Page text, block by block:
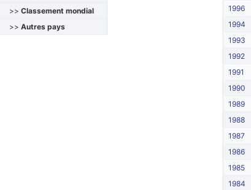
>> Classement mondial
>> Autres pays
1996
1994
1993
1992
1991
1990
1989
1988
1987
1986
1985
1984